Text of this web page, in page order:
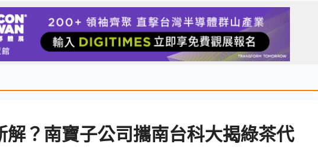
解？南寶子公司攜南台科大揭綠茶代